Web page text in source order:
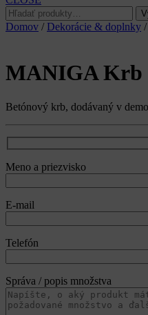
Hľadať:
Domov / Dekorácie & doplnky /
MANIGA Krb
Betónový krb, dodávaný v
Meno a priezvisko
E-mail
Telefón
Správa / popis množstva